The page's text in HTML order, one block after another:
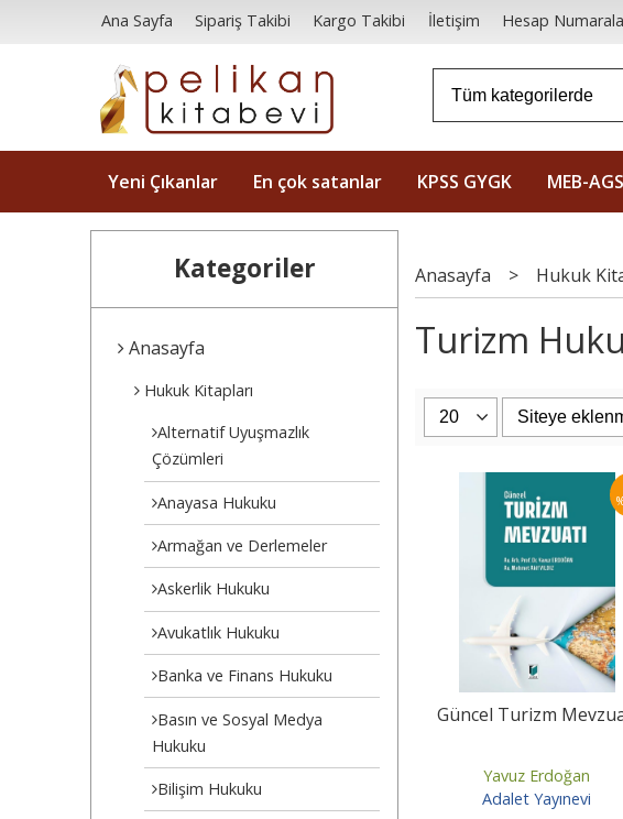
Ana Sayfa Sipariş Takibi Kargo Takibi İletişim Hesap
Yeni Çıkanlar En çok satanlar KPSS GYGK MEB-AGS
Kategoriler
Anasayfa
Hukuk Kitapları
Alternatif Uyuşmazlık
Çözümleri
Anayasa Hukuku
Armağan ve Derlemeler
Askerlik Hukuku
Avukatlık Hukuku
Banka ve Finans Hukuku
Basın ve Sosyal Medya
Hukuku
Bilişim Hukuku
Anasayfa > Hukuk
Turizm
Güncel Turizm
Yavuz Erdoğan
Adalet Yayınevi